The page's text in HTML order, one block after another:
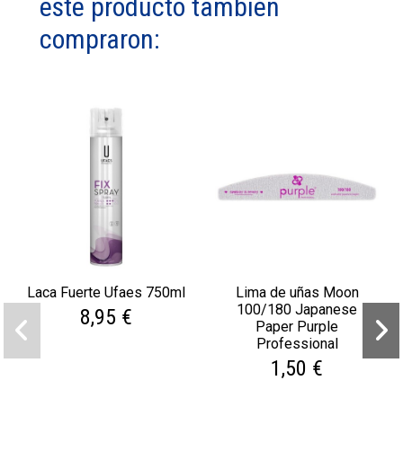
este producto también
compraron:
Laca Fuerte Ufaes 750ml
8,95 €
Lima de uñas Moon
100/180 Japanese
Paper Purple
Professional
1,50 €